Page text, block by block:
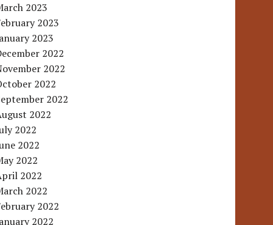
2023
2023
2023
2022
2022
2022
2022
2022
2022
2022
2022
2022
2022
2022
2022